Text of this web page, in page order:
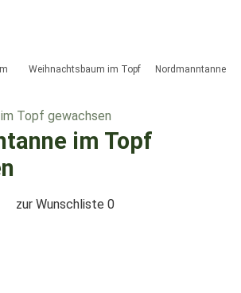
Weihnachtsbaum im Topf Nordmanntanne
im Topf
zur Wunschliste 0